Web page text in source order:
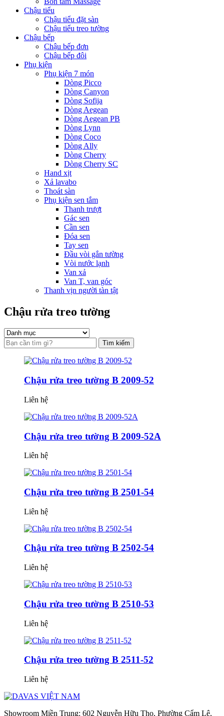
Chậu tiểu
Chậu tiểu đặt sàn
Chậu tiểu treo tường
Chậu bếp
Chậu bếp đơn
Chậu bếp đôi
Phụ kiện
Phụ kiện 7 món
Dòng Picco
Dòng Canyon
Dòng Sofija
Dòng Aegean
Dòng Aegean PB
Dòng Lynn
Dòng Coco
Dòng Ally
Dòng Cherry
Dòng Cherry SC
Hand xịt
Xả lavabo
Thoát sàn
Phụ kiện sen tắm
Thanh trượt
Gác sen
Cần sen
Đóa sen
Tay sen
Đầu vòi gắn tường
Vòi nước lạnh
Van xả
Van T, van góc
Thanh vịn người tàn tật
Chậu rửa treo tường
Tìm kiếm
Chậu rửa treo tường B 2009-52
Liên hệ
Chậu rửa treo tường B 2009-52A
Liên hệ
Chậu rửa treo tường B 2501-54
Liên hệ
Chậu rửa treo tường B 2502-54
Liên hệ
Chậu rửa treo tường B 2510-53
Liên hệ
Chậu rửa treo tường B 2511-52
Liên hệ
Showroom Miền Trung: 602 Nguyễn Hữu Thọ, Phường Cẩm Lệ,